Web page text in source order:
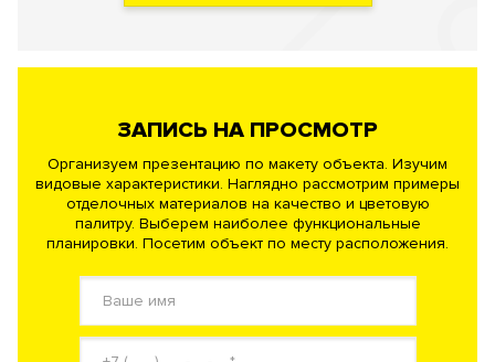
ЗАПИСЬ НА ПРОСМОТР
Организуем презентацию по макету объекта. Изучим
видовые характеристики. Наглядно рассмотрим примеры
отделочных материалов на качество и цветовую
палитру. Выберем наиболее функциональные
планировки. Посетим объект по месту расположения.